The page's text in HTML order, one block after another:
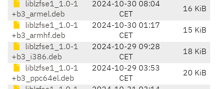
liblzfse1_1.0-1
+b3_armel.deb
2024-10-30 08:04
CET
16 KiB
liblzfse1_1.0-1
+b3_armhf.deb
2024-10-30 01:17
CET
15 KiB
liblzfse1_1.0-1
+b3_i386.deb
2024-10-29 09:28
CET
18 KiB
liblzfse1_1.0-1
+b3_ppc64el.deb
2024-10-29 03:53
CET
20 KiB